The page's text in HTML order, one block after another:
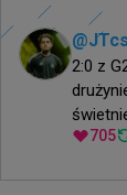
@
2:0 z
705